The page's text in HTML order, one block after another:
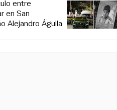
entre
en San
Alejandro Águila